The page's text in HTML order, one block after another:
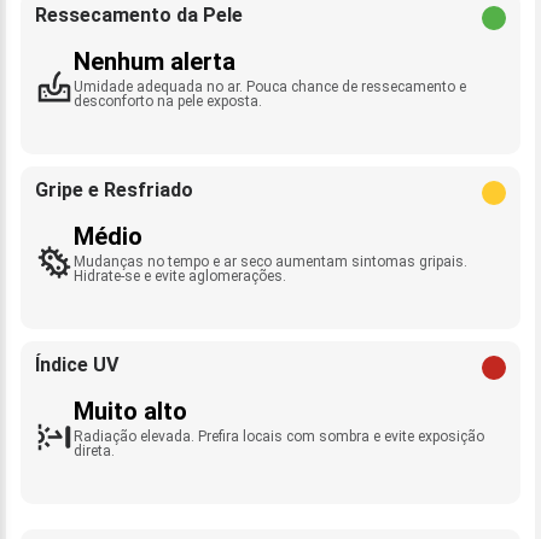
Ressecamento da Pele
Nenhum alerta
Umidade adequada no ar. Pouca chance de ressecamento e
desconforto na pele exposta.
Gripe e Resfriado
Médio
Mudanças no tempo e ar seco aumentam sintomas gripais.
Hidrate-se e evite aglomerações.
Índice UV
Muito alto
Radiação elevada. Prefira locais com sombra e evite exposição
direta.